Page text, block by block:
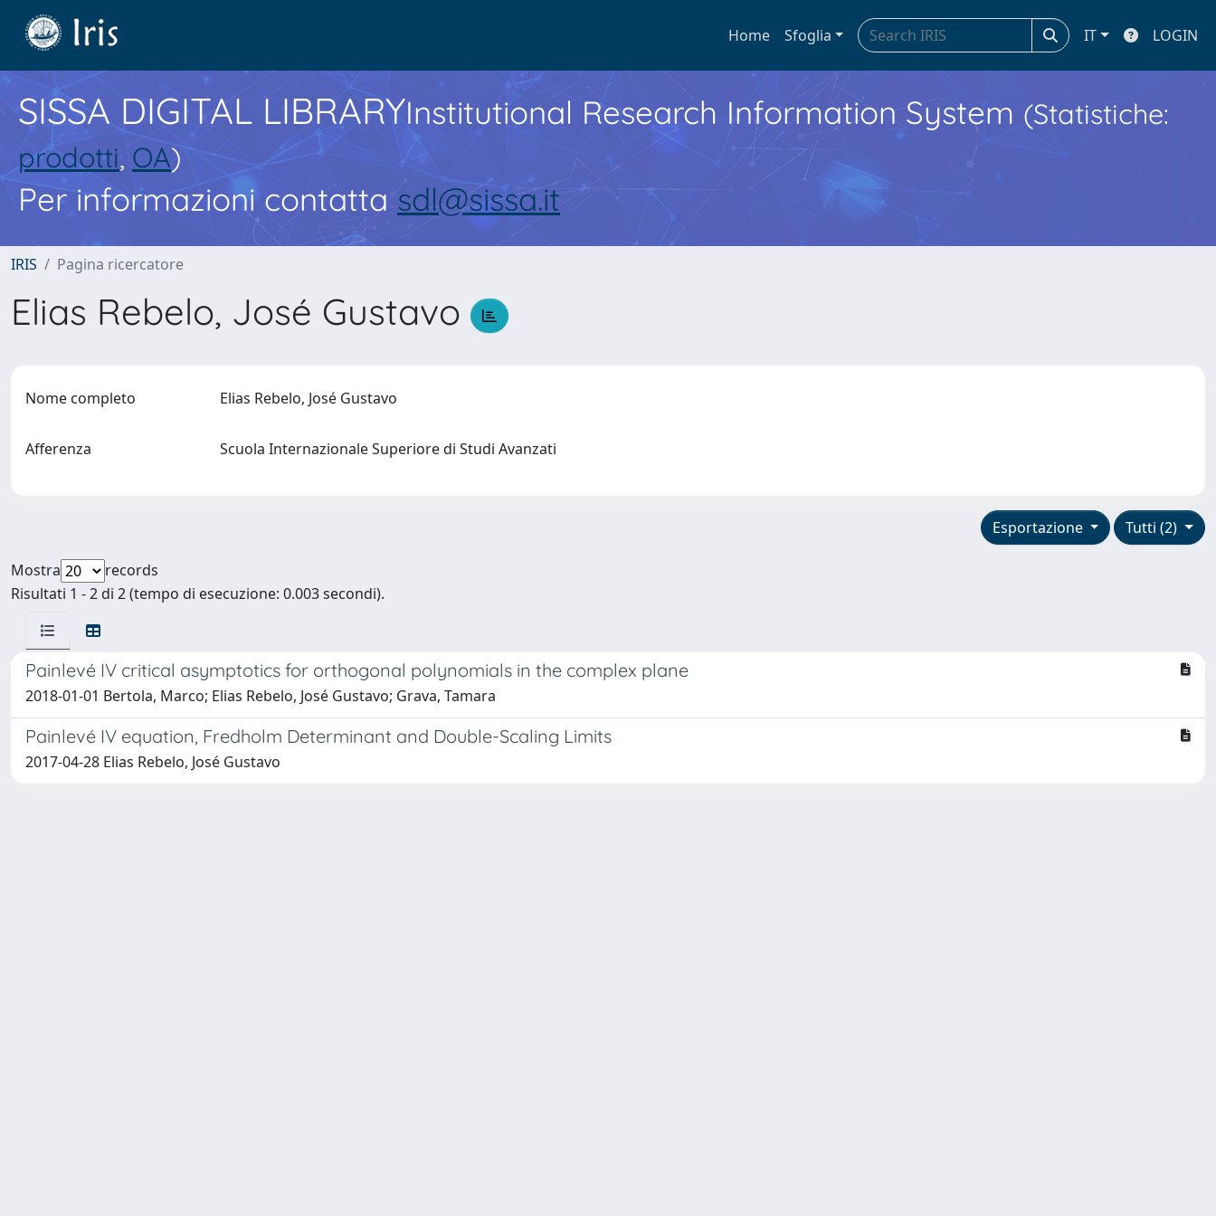
Home Sfoglia IT LOGIN
SISSA DIGITAL LIBRARYInstitutional Research Information System (Statistiche:
prodotti, OA)
Per informazioni contatta sdl@sissa.it
IRIS Pagina ricercatore
Elias Rebelo, José Gustavo
Nome completo Elias Rebelo, José Gustavo
Afferenza Scuola Internazionale Superiore di Studi Avanzati
Tutti (2)
Esportazione
Mostra
records
Risultati 1 - 2 di 2 (tempo di esecuzione: 0.003 secondi).
Painlevé IV critical asymptotics for orthogonal polynomials in the complex plane
2018-01-01 Bertola, Marco; Elias Rebelo, José Gustavo; Grava, Tamara
Painlevé IV equation, Fredholm Determinant and Double-Scaling Limits
2017-04-28 Elias Rebelo, José Gustavo